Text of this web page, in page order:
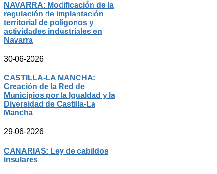
NAVARRA: Modificación de la
regulación de implantación
territorial de polígonos y
actividades industriales en
Navarra
30-06-2026
CASTILLA-LA MANCHA:
Creación de la Red de
Municipios por la Igualdad y la
Diversidad de Castilla-La
Mancha
29-06-2026
CANARIAS: Ley de cabildos
insulares